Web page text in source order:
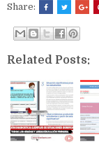
Share:
Related Posts: